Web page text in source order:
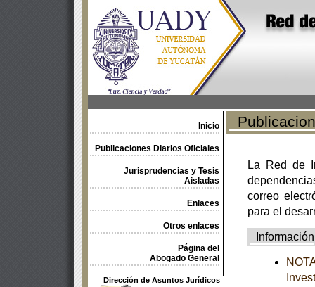
Inicio
Publicaciones Diarios Oficiales
Jurisprudencias y Tesis
Aisladas
Enlaces
Otros enlaces
Página del
Abogado General
Dirección de Asuntos Jurídicos
La Red de
correo
para el
Información